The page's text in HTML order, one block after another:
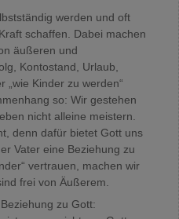
werden und oft
schaffen. Dabei machen
äußeren und
Kontostand, Urlaub,
Kinder zu werden“
so: Wir gestehen
nicht alleine meistern.
denn dafür bietet Gott uns
Vater eine Beziehung zu
vertrauen, machen wir
frei von Äußerem.
zu Gott: